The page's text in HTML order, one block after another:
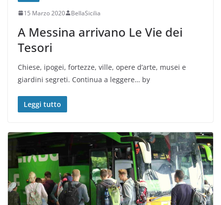
15 Marzo 2020 BellaSicilia
A Messina arrivano Le Vie dei
Tesori
Chiese, ipogei, fortezze, ville, opere d’arte, musei e
giardini segreti. Continua a leggere… by
Leggi tutto